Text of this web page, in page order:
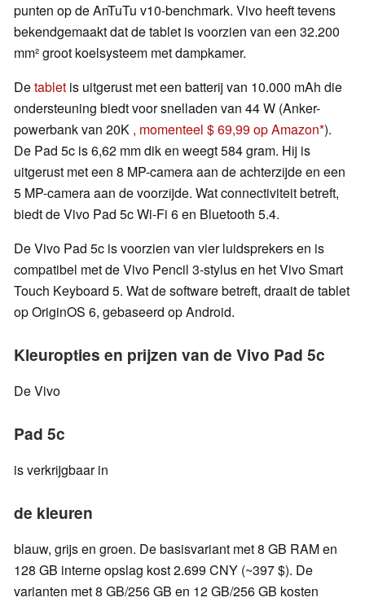
punten op de AnTuTu v10-benchmark. Vivo heeft tevens
bekendgemaakt dat de tablet is voorzien van een 32.200
mm² groot koelsysteem met dampkamer.
Detablet is uitgerust met een batterij van 10.000 mAh die
ondersteuning biedt voor snelladen van 44 W (Anker-
powerbank van 20K , momenteel $ 69,99 op Amazon ).
De Pad 5c is 6,62 mm dik en weegt 584 gram. Hij is
uitgerust met een 8 MP-camera aan de achterzijde en een
5 MP-camera aan de voorzijde. Wat connectiviteit betreft,
biedt de Vivo Pad 5c Wi-Fi 6 en Bluetooth 5.4.
De Vivo Pad 5c is voorzien van vier luidsprekers en is
compatibel met de Vivo Pencil 3-stylus en het Vivo Smart
Touch Keyboard 5. Wat de software betreft, draait de tablet
op OriginOS 6, gebaseerd op Android.
Kleuropties en prijzen van de Vivo Pad 5c
De Vivo
Pad 5c
is verkrijgbaar in
de kleuren
blauw, grijs en groen. De basisvariant met 8 GB RAM en
128 GB interne opslag kost 2.699 CNY (~397 $). De
varianten met 8 GB/256 GB en 12 GB/256 GB kosten